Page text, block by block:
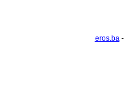
eros.ba-